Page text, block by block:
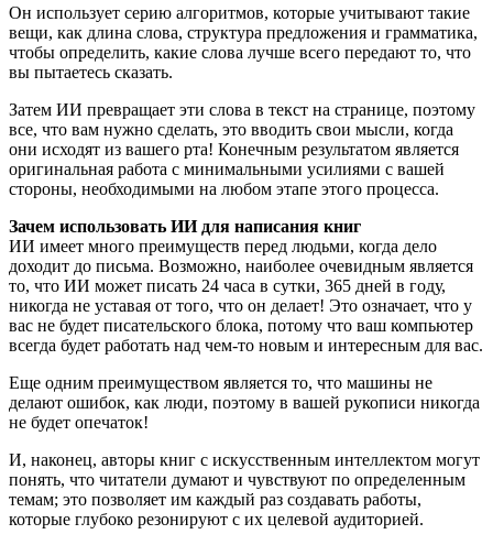
Он использует серию алгоритмов, которые учитывают такие
вещи, как длина слова, структура предложения и грамматика,
чтобы определить, какие слова лучше всего передают то, что
вы пытаетесь сказать.
Затем ИИ превращает эти слова в текст на странице, поэтому
все, что вам нужно сделать, это вводить свои мысли, когда
они исходят из вашего рта! Конечным результатом является
оригинальная работа с минимальными усилиями с вашей
стороны, необходимыми на любом этапе этого процесса.
Зачем использовать ИИ для написания книг
ИИ имеет много преимуществ перед людьми, когда дело
доходит до письма. Возможно, наиболее очевидным является
то, что ИИ может писать 24 часа в сутки, 365 дней в году,
никогда не уставая от того, что он делает! Это означает, что у
вас не будет писательского блока, потому что ваш компьютер
всегда будет работать над чем-то новым и интересным для вас.
Еще одним преимуществом является то, что машины не
делают ошибок, как люди, поэтому в вашей рукописи никогда
не будет опечаток!
И, наконец, авторы книг с искусственным интеллектом могут
понять, что читатели думают и чувствуют по определенным
темам; это позволяет им каждый раз создавать работы,
которые глубоко резонируют с их целевой аудиторией.